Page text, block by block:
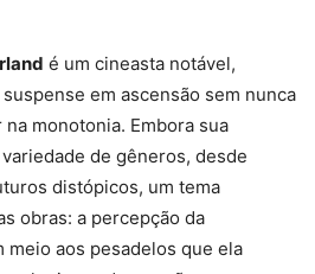
é um cineasta notável,
em ascensão sem nunca
monotonia. Embora sua
de gêneros, desde
distópicos, um tema
obras: a percepção da
meio aos pesadelos que ela